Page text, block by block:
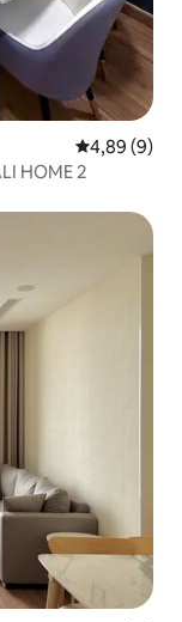
Gemiddelde
4,89 (9)
HOME 2